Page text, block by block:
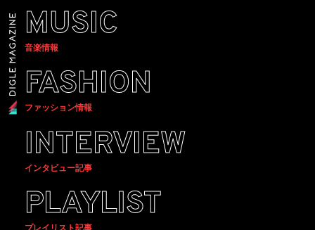
MUSIC
音楽情報
FASHION
ファッション情報
INTERVIEW
インタビュー記事
PLAYLIST
プレイリスト記事